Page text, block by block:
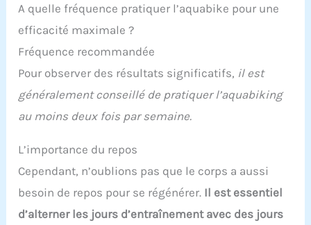
A quelle fréquence pratiquer l’aquabike pour une
efficacité maximale ?
Fréquence recommandée
Pour observer des résultats significatifs, il est
généralement conseillé de pratiquer l’aquabiking
au moins deux fois par semaine.
L’importance du repos
Cependant, n’oublions pas que le corps a aussi
besoin de repos pour se régénérer. Il est essentiel
d’alterner les jours d’entraînement avec des jours